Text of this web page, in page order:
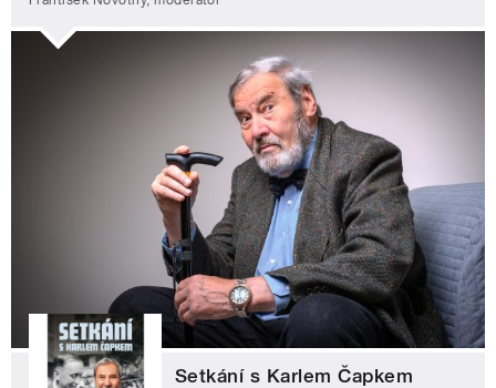
Setkání s Karlem Čapkem